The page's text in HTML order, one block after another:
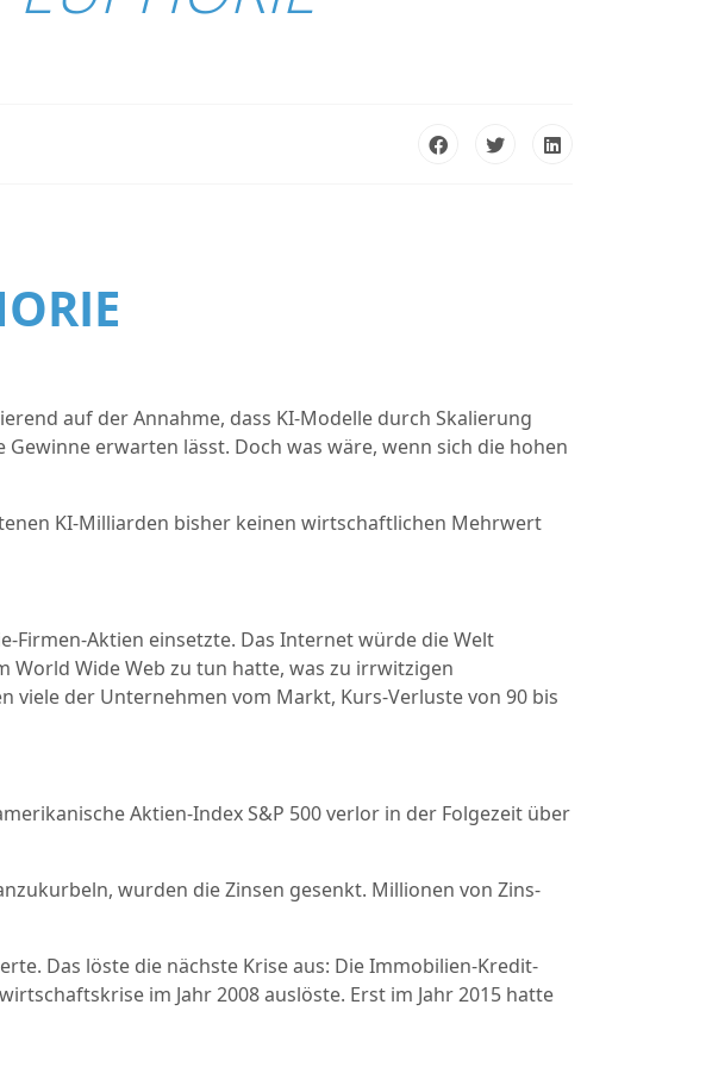
auf der Annahme, dass KI-Modelle durch Skalierung
erwarten lässt. Doch was wäre, wenn sich die hohen
KI-Milliarden bisher keinen wirtschaftlichen Mehrwert
Firmen-Aktien einsetzte. Das Internet würde die Welt
World Wide Web zu tun hatte, was zu irrwitzigen
viele der Unternehmen vom Markt, Kurs-Verluste von 90 bis
Aktien-Index S&P 500 verlor in der Folgezeit über
wurden die Zinsen gesenkt. Millionen von Zins-
Das löste die nächste Krise aus: Die Immobilien-Kredit-
im Jahr 2008 auslöste. Erst im Jahr 2015 hatte